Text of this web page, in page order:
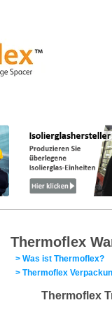
Thermoflex
> Was ist Thermoflex?
> Thermoflex
Thermoflex